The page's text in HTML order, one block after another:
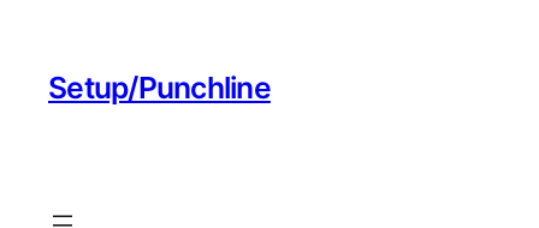
Setup/Punchline